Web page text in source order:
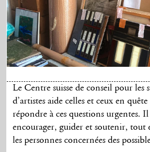
Le Centre suisse de conseil pour les
d’artistes aide celles et ceux en
répondre à ces questions urgentes. Il
encourager, guider et soutenir, tout
les personnes concernées des